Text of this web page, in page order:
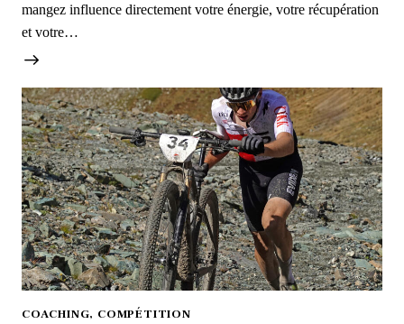
mangez influence directement votre énergie, votre récupération
et votre…
COACHING, COMPÉTITION